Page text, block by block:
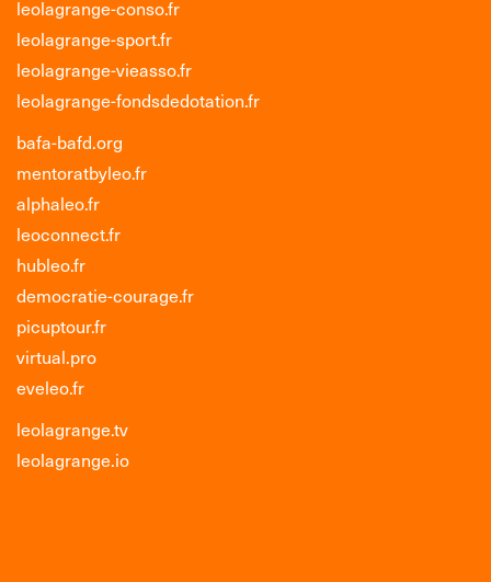
leolagrange-conso.fr
leolagrange-sport.fr
leolagrange-vieasso.fr
leolagrange-fondsdedotation.fr
bafa-bafd.org
mentoratbyleo.fr
alphaleo.fr
leoconnect.fr
hubleo.fr
democratie-courage.fr
picuptour.fr
virtual.pro
eveleo.fr
leolagrange.tv
leolagrange.io